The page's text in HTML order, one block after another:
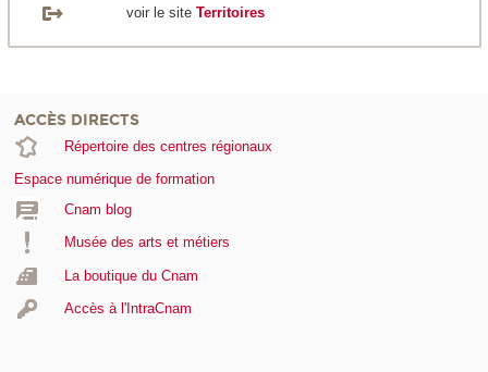
voir le site Territoires
ACCÈS DIRECTS
Répertoire des centres régionaux
Espace numérique de formation
Cnam blog
Musée des arts et métiers
La boutique du Cnam
Accès à l'IntraCnam